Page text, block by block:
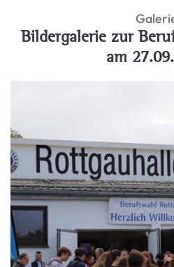
Bildergalerie zur
am